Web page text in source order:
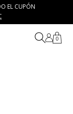
EL CUPÓN
0